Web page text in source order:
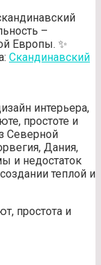
–
Европы. ✨
Скандинавский
интерьера,
простоте и
Северной
Дания,
и недостаток
теплой и